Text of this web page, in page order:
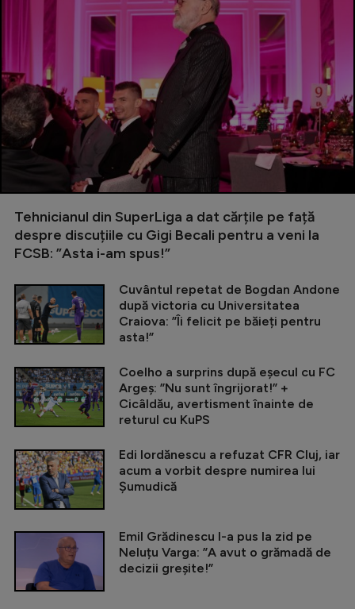
Tehnicianul din SuperLiga a dat cărțile pe față
despre discuțiile cu Gigi Becali pentru a veni la
FCSB: ”Asta i-am spus!”
Cuvântul repetat de Bogdan Andone
după victoria cu Universitatea
Craiova: ”Îi felicit pe băieți pentru
asta!”
Coelho a surprins după eșecul cu FC
Argeș: ”Nu sunt îngrijorat!” +
Cicâldău, avertisment înainte de
returul cu KuPS
Edi Iordănescu a refuzat CFR Cluj, iar
acum a vorbit despre numirea lui
Șumudică
Emil Grădinescu l-a pus la zid pe
Neluțu Varga: ”A avut o grămadă de
decizii greșite!”